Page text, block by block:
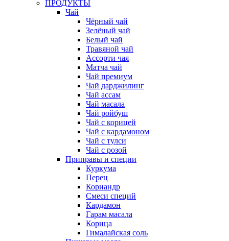
ПРОДУКТЫ
Чай
Чёрный чай
Зелёный чай
Белый чай
Травяной чай
Ассорти чая
Матча чай
Чай премиум
Чай дарджилинг
Чай ассам
Чай масала
Чай ройбуш
Чай с корицей
Чай с кардамоном
Чай с тулси
Чай с розой
Приправы и специи
Куркума
Перец
Кориандр
Смеси специй
Кардамон
Гарам масала
Корица
Гималайская соль